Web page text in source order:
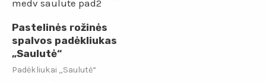
Pastelinės rožinės
spalvos padėkliukas
„Saulutė“
Padėkliukai „Saulutė“